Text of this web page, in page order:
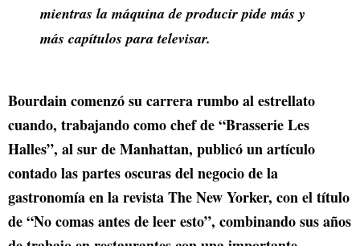
mientras la máquina de producir pide más y
más capítulos para televisar.
Bourdain comenzó su carrera rumbo al estrellato
cuando, trabajando como chef de “Brasserie Les
Halles”, al sur de Manhattan, publicó un artículo
contado las partes oscuras del negocio de la
gastronomía en la revista The New Yorker, con el título
de “No comas antes de leer esto”, combinando sus años